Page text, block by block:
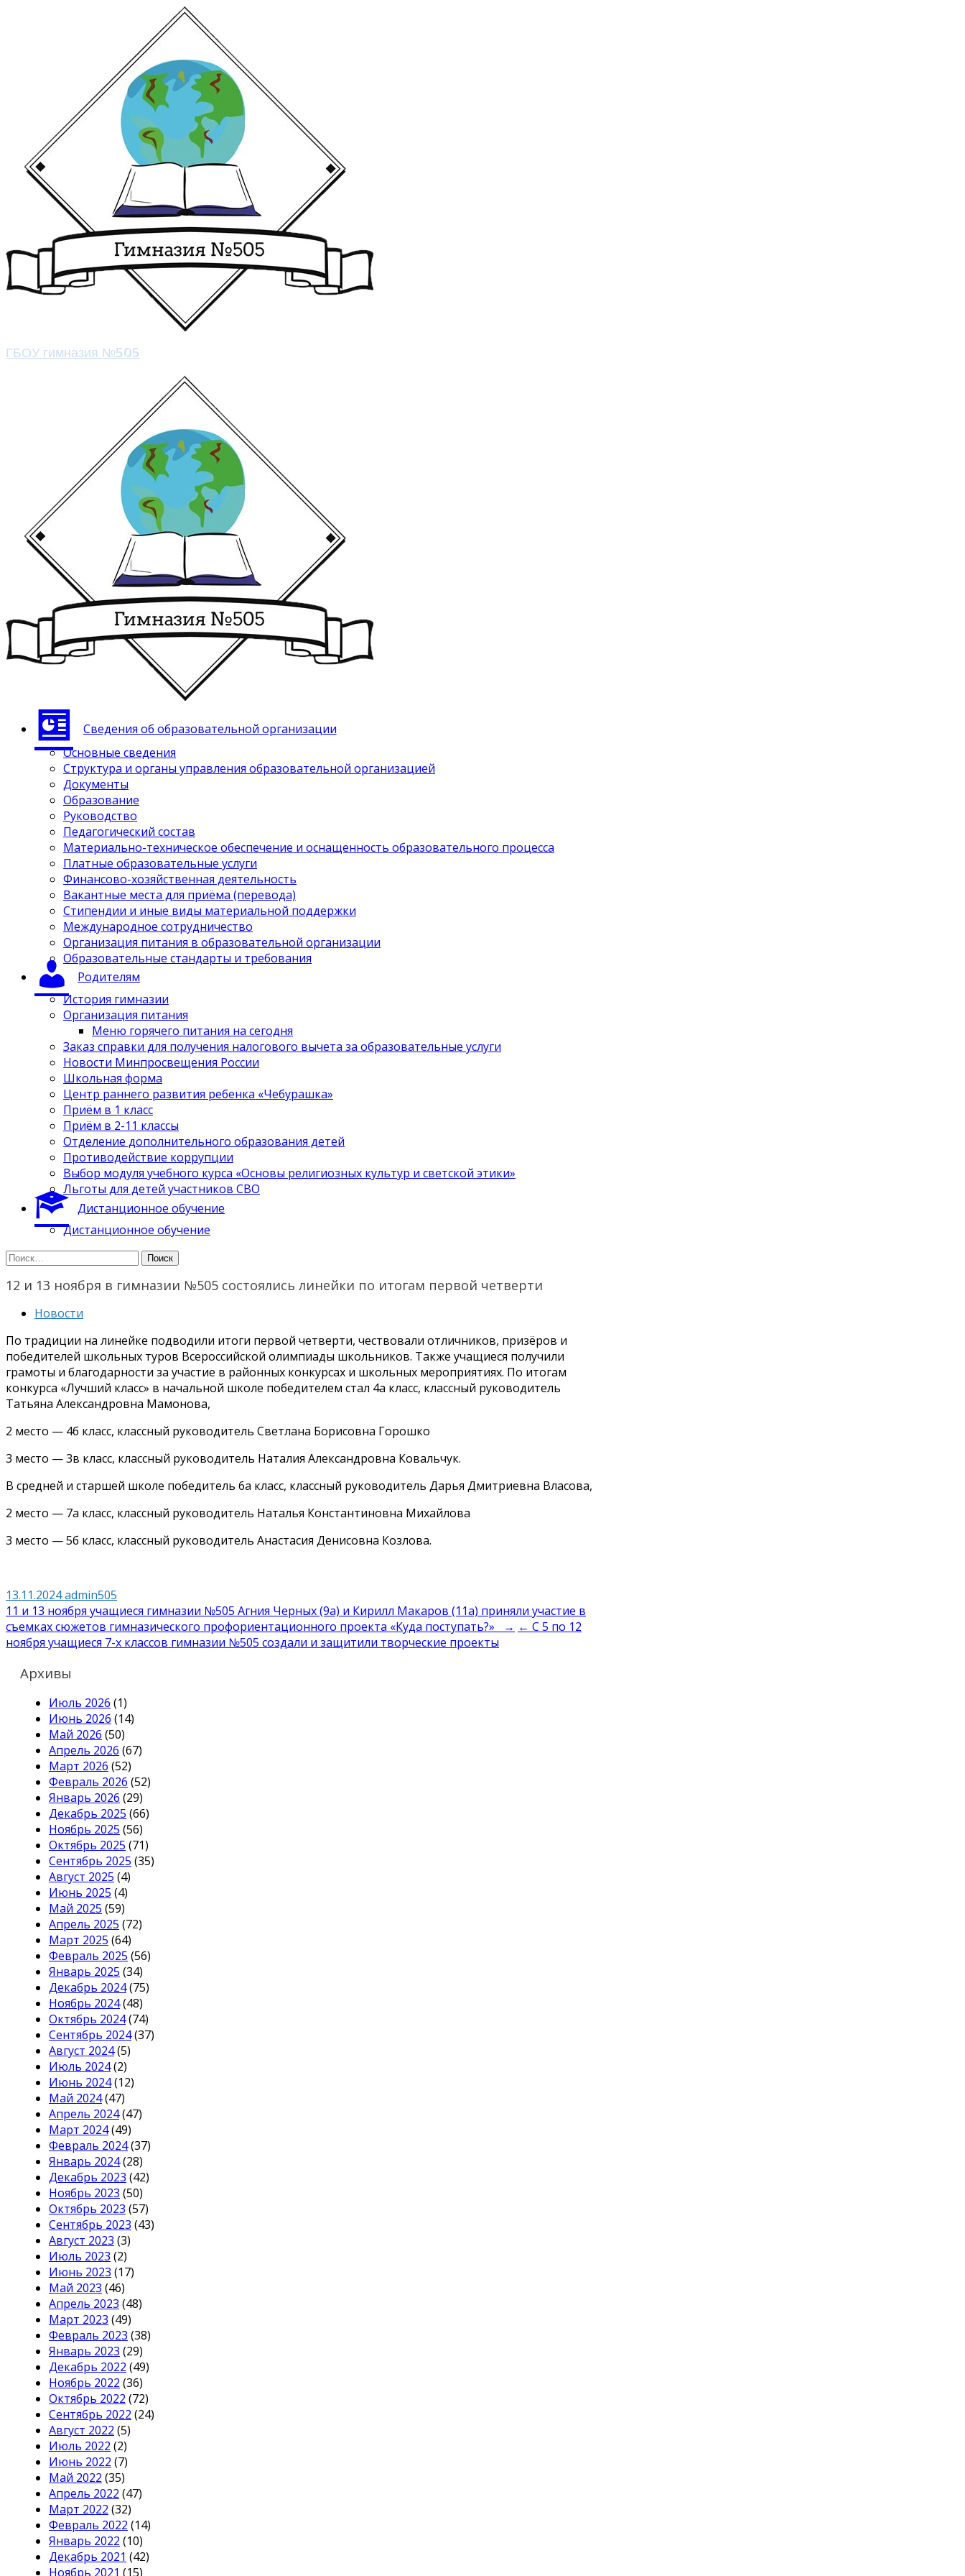
ГБОУ гимназия №505
Сведения об образовательной организации
Основные сведения
Структура и органы управления образовательной организацией
Документы
Образование
Руководство
Педагогический состав
Материально-техническое обеспечение и оснащенность образовательного процесса
Платные образовательные услуги
Финансово-хозяйственная деятельность
Вакантные места для приёма (перевода)
Стипендии и иные виды материальной поддержки
Международное сотрудничество
Организация питания в образовательной организации
Образовательные стандарты и требования
Родителям
История гимназии
Организация питания
Меню горячего питания на сегодня
Заказ справки для получения налогового вычета за образовательные услуги
Новости Минпросвещения России
Школьная форма
Центр раннего развития ребенка «Чебурашка»
Приём в 1 класс
Приём в 2-11 классы
Отделение дополнительного образования детей
Противодействие коррупции
Выбор модуля учебного курса «Основы религиозных культур и светской этики»
Льготы для детей участников СВО
Дистанционное обучение
Дистанционное обучение
Найти:
12 и 13 ноября в гимназии №505 состоялись линейки по итогам первой четверти
Новости
По традиции на линейке подводили итоги первой четверти, чествовали отличников, призёров и
победителей школьных туров Всероссийской олимпиады школьников. Также учащиеся получили
грамоты и благодарности за участие в районных конкурсах и школьных мероприятиях. По итогам
конкурса «Лучший класс» в начальной школе победителем стал 4а класс, классный руководитель
Татьяна Александровна Мамонова,
2 место — 4б класс, классный руководитель Светлана Борисовна Горошко
3 место — 3в класс, классный руководитель Наталия Александровна Ковальчук.
В средней и старшей школе победитель 6а класс, классный руководитель Дарья Дмитриевна Власова,
2 место — 7а класс, классный руководитель Наталья Константиновна Михайлова
3 место — 5б класс, классный руководитель Анастасия Денисовна Козлова.
13.11.2024admin505
Навигация
по
записям
11 и 13 ноября учащиеся гимназии №505 Агния Черных (9а) и Кирилл Макаров (11а) приняли участие в
съемках сюжетов гимназического профориентационного проекта «Куда поступать?» → ← C 5 по 12
ноября учащиеся 7-х классов гимназии №505 создали и защитили творческие проекты
Архивы
Июль 2026 (1)
Июнь 2026 (14)
Май 2026 (50)
Апрель 2026 (67)
Март 2026 (52)
Февраль 2026 (52)
Январь 2026 (29)
Декабрь 2025 (66)
Ноябрь 2025 (56)
Октябрь 2025 (71)
Сентябрь 2025 (35)
Август 2025 (4)
Июнь 2025 (4)
Май 2025 (59)
Апрель 2025 (72)
Март 2025 (64)
Февраль 2025 (56)
Январь 2025 (34)
Декабрь 2024(75)
Ноябрь 2024(48)
Октябрь 2024(74)
Сентябрь 2024(37)
Август 2024(5)
Июль 2024(2)
Июнь 2024(12)
Май 2024(47)
Апрель 2024(47)
Март 2024(49)
Февраль 2024(37)
Январь 2024(28)
Декабрь 2023 (42)
Ноябрь 2023 (50)
Октябрь 2023 (57)
Сентябрь 2023 (43)
Август 2023 (3)
Июль 2023 (2)
Июнь 2023 (17)
Май 2023 (46)
Апрель 2023 (48)
Март 2023 (49)
Февраль 2023 (38)
Январь 2023 (29)
Декабрь 2022 (49)
Ноябрь 2022 (36)
Октябрь 2022 (72)
Сентябрь 2022 (24)
Август 2022 (5)
Июль 2022 (2)
Июнь 2022 (7)
Май 2022 (35)
Апрель 2022 (47)
Март 2022 (32)
Февраль 2022 (14)
Январь 2022 (10)
Декабрь 2021 (42)
Ноябрь 2021 (15)